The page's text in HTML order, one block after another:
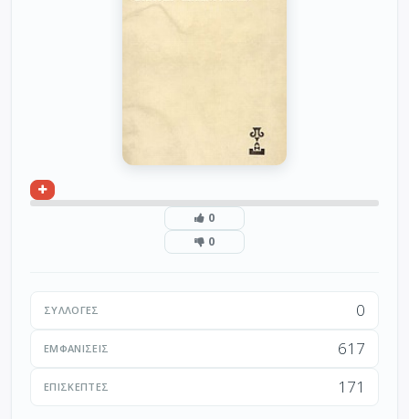
0
0
ΣΥΛΛΟΓΈΣ 0
ΕΜΦΑΝΊΣΕΙΣ 617
ΕΠΙΣΚΈΠΤΕΣ 171